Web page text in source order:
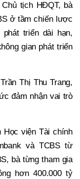
tịch HĐQT, bà
ở tầm chiến lược
triển dài hạn,
gian phát triển
Thị Thu Trang,
đảm nhận vai trò
Học viện Tài chính
và TCBS từ
bà từng tham gia
hơn 400.000 tỷ